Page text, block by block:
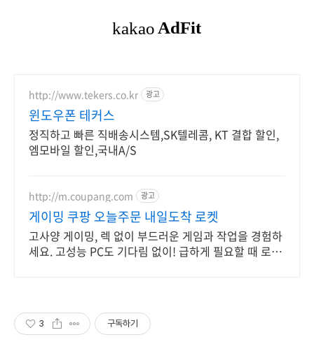
http://www.tekers.co.kr 광고
윈도우폰 테커스
정직하고 빠른 직배송시스템,SK텔레콤, KT 결합 할인,
엠모바일 할인,국내A/S
http://m.coupang.com 광고
게이밍 쿠팡 오늘주문 내일도착 로켓
고사양 게이밍, 렉 없이 부드러운 게임과 작업을 경험하
세요. 고성능 PC도 기다림 없이! 급하게 필요할 때 로켓
3 구독하기